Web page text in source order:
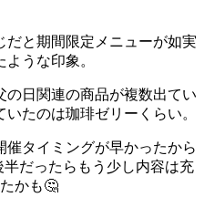
だと期間限定メニューが如実
うな印象。
日関連の商品が複数出てい
たのは珈琲ゼリーくらい。
催タイミングが早かったから
だったらもう少し内容は充
かも🤔